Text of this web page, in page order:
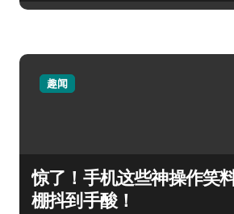
趣闻
惊了！手机这些神操作笑
棚抖到手酸！